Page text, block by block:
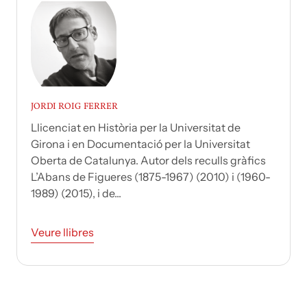
JORDI ROIG FERRER
Llicenciat en Història per la Universitat de
Girona i en Documentació per la Universitat
Oberta de Catalunya. Autor dels reculls gràfics
L’Abans de Figueres (1875-1967) (2010) i (1960-
1989) (2015), i de...
Veure llibres